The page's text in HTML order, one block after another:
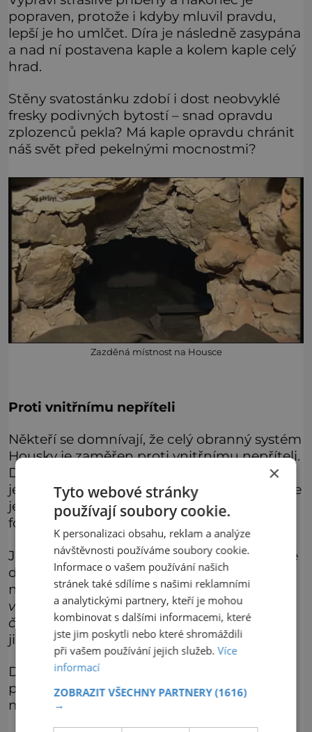
popraven, protože i kdyby mluvil pravdu,
lepší je ho umlčet. Díra je následně zasypána
a nad ní postavena kaple a kolem kaple celý
hrad.
Stěny svatostánku zdobí i dost neobvyklé
fresky podivných bytostí – snad opravdu
zplozenců pekla? Má kaple opravdu chránit
náš svět před pekelnými mocnostmi?
Zazděná místnost na Housce
Proti vnitřnímu nepříteli
Někteří se domnívají, že celý obranný systém
Housky je zaměřen proti vnitřnímu nepříteli.
Dnes je to obtížné posoudit, podoba hradu
je odlišná od té původní – po třicetileté válce
je hrad pobořen, zničen a zbaven všech
fortifikačních prvků – třeba velké věže.
Je to ostatně další střípek k legendě o bráně
do pekla. Jiní jsou více skeptičtí a na peklo
nevěří:„Je zde energetická brána nebo
vstup do jiné dimenze. Možná
časoprostorová díra…“ A tak jen děti mají
jistotu, jak to doopravdy je.
Dnes je totiž v jednom ze sklepů pro turisty
připraveno lákavé divadélko a děti si tam
mohou prohlédnout peklo i s čerty.
×
Tyto webové stránky
používají soubory cookie.
K personalizaci obsahu, reklam a analýze
návštěvnosti používáme soubory cookie.
Informace o vašem používání našich
stránek také sdílíme s našimi reklamními
a analytickými partnery, kteří je mohou
kombinovat s dalšími informacemi, které
jste jim poskytli nebo které shromáždili
při vašem používání jejich služeb.Více
informací
ZOBRAZIT VŠECHNY PARTNERY(1616)
→